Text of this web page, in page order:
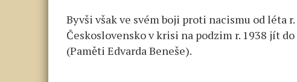
Byvši však ve svém boji proti nacismu od léta
Československo v krisi na podzim r. 1938 jít
(Paměti Edvarda Beneše).